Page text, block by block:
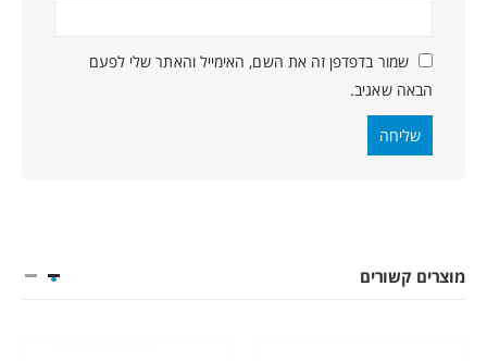
שמור בדפדפן זה את השם, האימייל והאתר שלי לפעם
הבאה שאגיב.
מוצרים קשורים